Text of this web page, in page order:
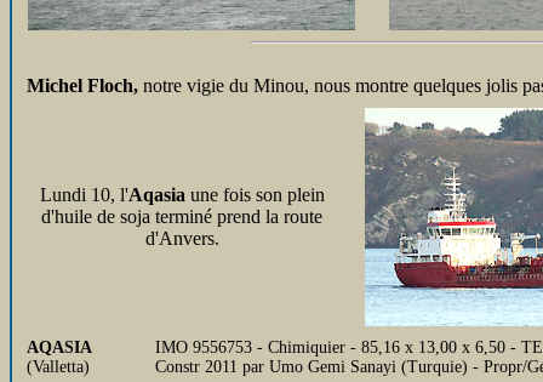
Michel Floch, notre vigie du Minou, nous montre quelques jolis
Lundi 10, l'Aqasia une fois son plein
d'huile de soja terminé prend la route
d'Anvers.
AQASIA
(Valletta)
IMO 9556753 - Chimiquier - 85,16 x 13,00 x 6,50 -
Constr 2011 par Umo Gemi Sanayi (Turquie) - Propr/